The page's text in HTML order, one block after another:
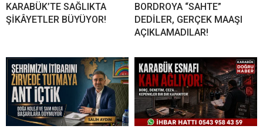
KARABÜK’TE SAĞLIKTA
ŞİKÂYETLER BÜYÜYOR!
BORDROYA “SAHTE”
DEDİLER, GERÇEK MAAŞI
AÇIKLAMADILAR!